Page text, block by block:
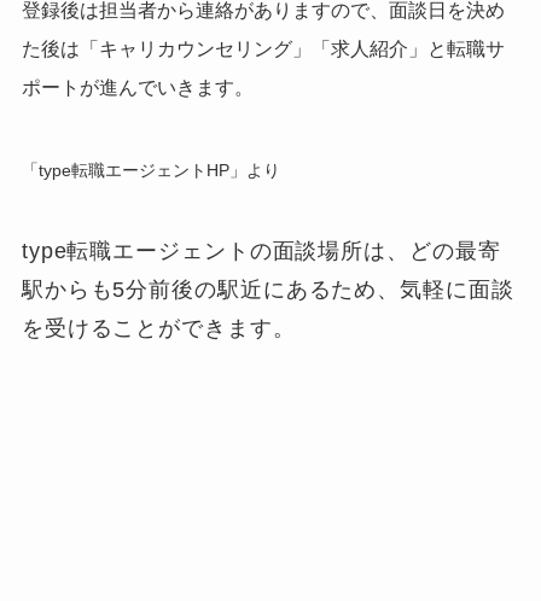
登録後は担当者から連絡がありますので、面談日を決め
た後は「キャリカウンセリング」「求人紹介」と転職サ
ポートが進んでいきます。
「type転職エージェントHP」より
type転職エージェントの面談場所は 、どの最寄
駅からも5分前後の駅近にあるため、気軽に面談
を受けることができます。